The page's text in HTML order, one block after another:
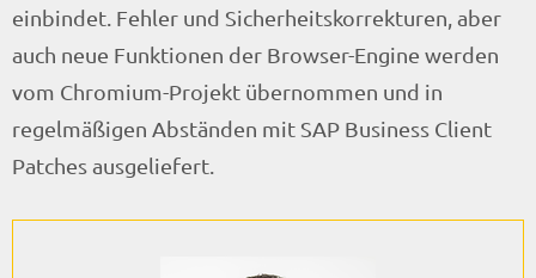
einbindet. Fehler und Sicherheitskorrekturen, aber
auch neue Funktionen der Browser-Engine werden
vom Chromium-Projekt übernommen und in
regelmäßigen Abständen mit SAP Business Client
Patches ausgeliefert.